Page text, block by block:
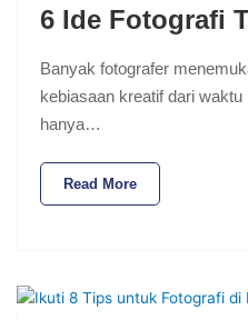
6 Ide Fotografi
Banyak fotografer
kebiasaan kreatif dari
hanya…
Read More